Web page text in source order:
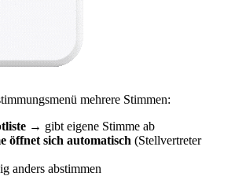
mehrere Stimmen:
→ gibt eigene Stimme ab
öffnet sich automatisch (Stellvertreter
anders abstimmen